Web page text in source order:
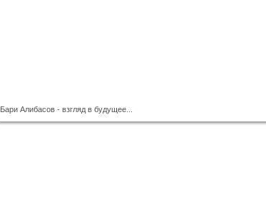
Бари Алибасов - взгляд в будущее...